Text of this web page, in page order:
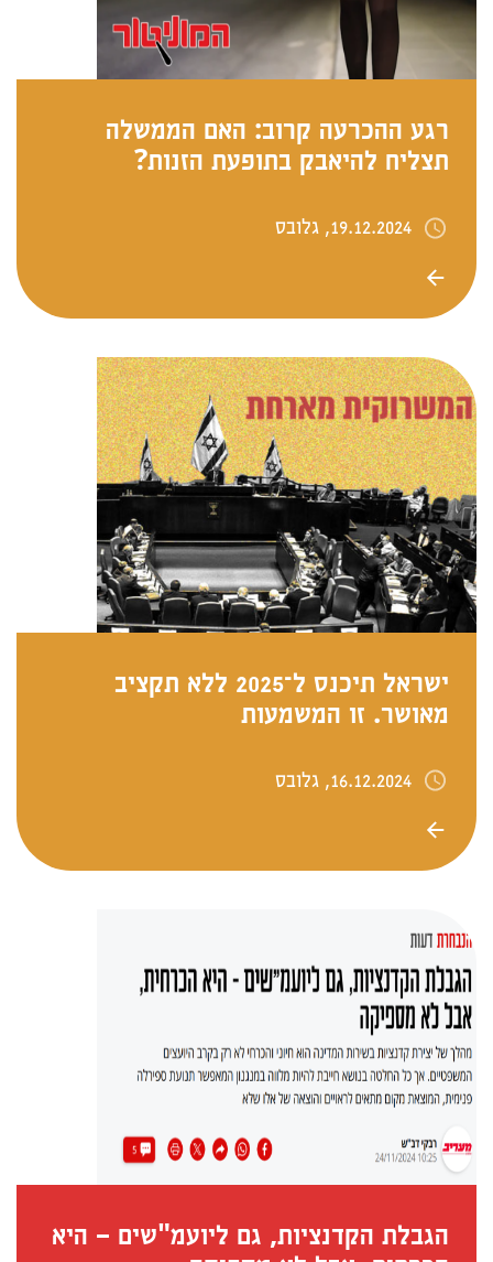
רגע ההכרעה קרוב: האם הממשלה
תצליח להיאבק בתופעת הזנות?
19.12.2024, גלובס
ישראל תיכנס ל־2025 ללא תקציב
מאושר. זו המשמעות
16.12.2024, גלובס
הגבלת הקדנציות, גם ליועמ"שים – היא